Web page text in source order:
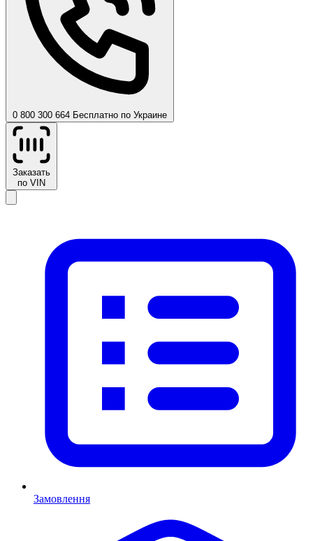
0 800 300 664 Бесплатно по Украине
Заказать
по VIN
Замовлення